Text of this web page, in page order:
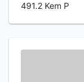
491.2 Kem P